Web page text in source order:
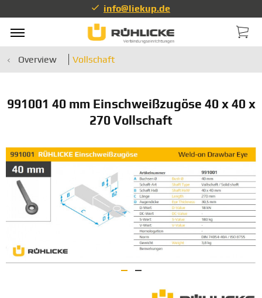
info@liekup.de
Overview Vollschaft
991001 40 mm Einschweißzugöse 40 x 40 x
270 Vollschaft